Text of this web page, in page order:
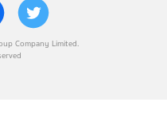
Company Limited.